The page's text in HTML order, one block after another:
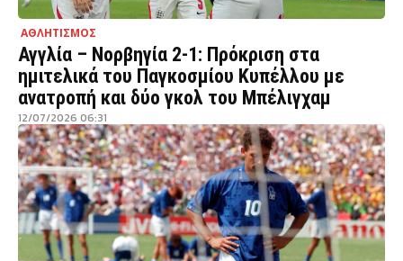
ΑΘΛΗΤΙΣΜΟΣ
Αγγλία – Νορβηγία 2-1: Πρόκριση στα
ημιτελικά του Παγκοσμίου Κυπέλλου με
ανατροπή και δύο γκολ του Μπέλιγχαμ
12/07/2026 06:31